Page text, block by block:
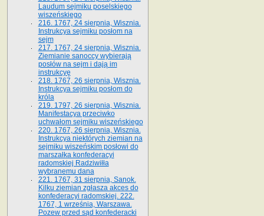
Laudum sejmiku poselskiego
wiszeńskiego
216. 1767, 24 sierpnia, Wisznia.
Instrukcya sejmiku posłom na
sejm
217. 1767, 24 sierpnia, Wisznia.
Ziemianie sanoccy wybierają
posłów na sejm i dają im
instrukcyę
218. 1767, 26 sierpnia, Wisznia.
Instrukcya sejmiku posłom do
króla
219. 1797, 26 sierpnia, Wisznia.
Manifestacya przeciwko
uchwałom sejmiku wiszeńskiego
220. 1767, 26 sierpnia, Wisznia.
Instrukcya niektórych ziemian na
sejmiku wiszeńskim posłowi do
marszałka konfe­deracyi
radomskiej Radziwiłła
wybranemu dana
221. 1767, 31 sierpnia, Sanok.
Kilku ziemian zgłasza akces do
konfederacyi radomskiej. 222.
1767, 1 września, Warszawa.
Pozew przed sąd konfederacki